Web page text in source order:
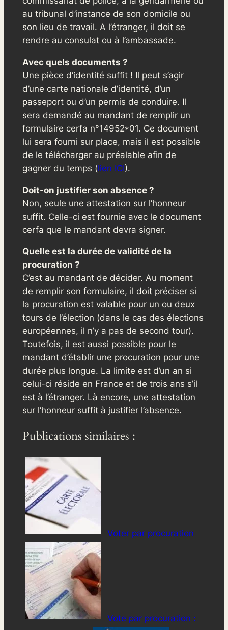
au tribunal d’instance de son domicile ou
son lieu de travail. A l’étranger, il doit se
rendre au consulat ou à l’ambassade.
Avec quels documents ?
Une pièce d’identité suffit ! Il peut s’agir
d’une carte nationale d’identité, d’un
passeport ou d’un permis de conduire. Il
sera demandé au mandant de remplir un
formulaire cerfa n°14952*01. Ce document
lui sera fourni sur place, mais il est possible
de le télécharger au préalable afin de
gagner du temps (lien ICI).
Doit-on justifier son absence ?
Non, seule une attestation sur l’honneur
suffit. Celle-ci est fournie avec le document
cerfa que le mandant devra signer.
Quelle est la durée de validité de la
procuration ?
C’est au mandant de décider. Au moment
de remplir son formulaire, il doit préciser si
la procuration est valable pour un ou deux
tours de l’élection (dans le cas des élections
européennes, il n’y a pas de second tour).
Toutefois, il est aussi possible pour le
mandant d’établir une procuration pour une
durée plus longue. La limite est d’un an si
celui-ci réside en France et de trois ans s’il
est à l’étranger. Là encore, une attestation
sur l’honneur suffit à justifier l’absence.
Publications similaires :
Voter par procuration
Vote par procuration :